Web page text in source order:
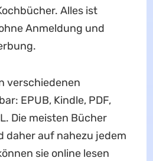
Alles ist
Anmeldung und
verschiedenen
EPUB, Kindle, PDF,
Die meisten Bücher
daher auf nahezu jedem
sie online lesen